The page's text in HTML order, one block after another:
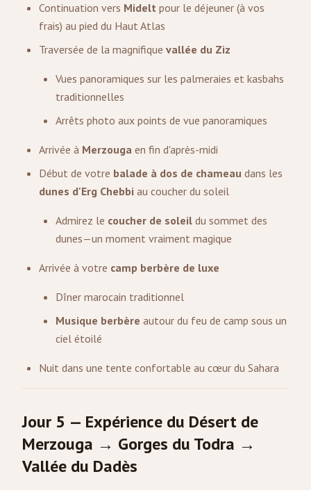
Continuation vers Midelt pour le déjeuner (à vos
frais) au pied du Haut Atlas
Traversée de la magnifique vallée du Ziz
Vues panoramiques sur les palmeraies et kasbahs
traditionnelles
Arrêts photo aux points de vue panoramiques
Arrivée à Merzouga en fin d'après-midi
Début de votre balade à dos de chameau dans les
dunes d'Erg Chebbi au coucher du soleil
Admirez le coucher de soleil du sommet des
dunes—un moment vraiment magique
Arrivée à votre camp berbère de luxe
Dîner marocain traditionnel
Musique berbère autour du feu de camp sous un
ciel étoilé
Nuit dans une tente confortable au cœur du Sahara
Jour 5 — Expérience du Désert de
Merzouga → Gorges du Todra →
Vallée du Dadès